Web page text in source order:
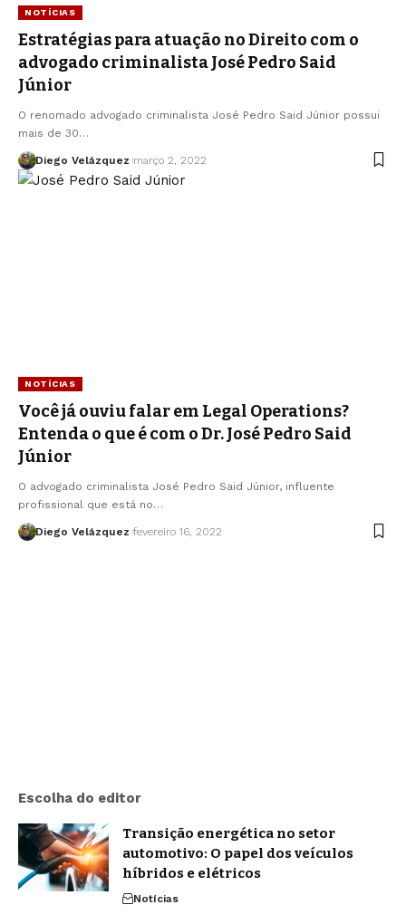
NOTÍCIAS
Estratégias para atuação no Direito com o
advogado criminalista José Pedro Said
Júnior
O renomado advogado criminalista José Pedro Said Júnior possui
mais de 30…
Diego Velázquez março 2, 2022
NOTÍCIAS
Você já ouviu falar em Legal Operations?
Entenda o que é com o Dr. José Pedro Said
Júnior
O advogado criminalista José Pedro Said Júnior, influente
profissional que está no…
Diego Velázquez fevereiro 16, 2022
Escolha do editor
Transição energética no setor
automotivo: O papel dos veículos
híbridos e elétricos
Notícias